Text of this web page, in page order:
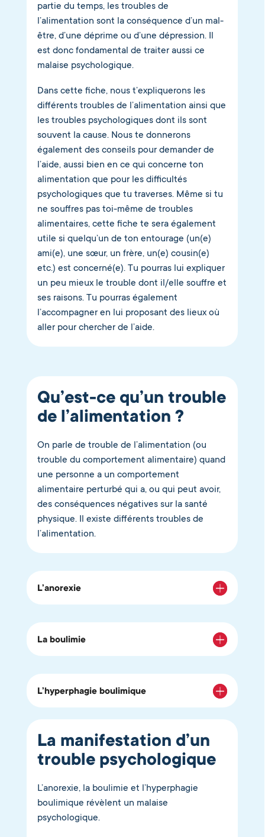
partie du temps, les troubles de
l’alimentation sont la conséquence d’un mal-
être, d’une déprime ou d’une dépression. Il
est donc fondamental de traiter aussi ce
malaise psychologique.
Dans cette fiche, nous t’expliquerons les
différents troubles de l’alimentation ainsi que
les troubles psychologiques dont ils sont
souvent la cause. Nous te donnerons
également des conseils pour demander de
l’aide, aussi bien en ce qui concerne ton
alimentation que pour les difficultés
psychologiques que tu traverses. Même si tu
ne souffres pas toi-même de troubles
alimentaires, cette fiche te sera également
utile si quelqu’un de ton entourage (un(e)
ami(e), une sœur, un frère, un(e) cousin(e)
etc.) est concerné(e). Tu pourras lui expliquer
un peu mieux le trouble dont il/elle souffre et
ses raisons. Tu pourras également
l’accompagner en lui proposant des lieux où
aller pour chercher de l’aide.
Qu’est-ce qu’un trouble
de l’alimentation ?
On parle de trouble de l’alimentation (ou
trouble du comportement alimentaire) quand
une personne a un comportement
alimentaire perturbé qui a, ou qui peut avoir,
des conséquences négatives sur la santé
physique. Il existe différents troubles de
l’alimentation.
L’anorexie
La boulimie
L’hyperphagie boulimique
La manifestation d’un
trouble psychologique
L’anorexie, la boulimie et l’hyperphagie
boulimique révèlent un malaise
psychologique.